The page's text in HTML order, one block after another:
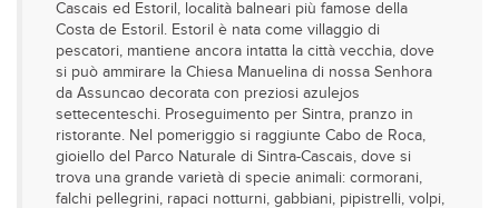
Cascais ed Estoril, località balneari più famose della
Costa de Estoril. Estoril è nata come villaggio di
pescatori, mantiene ancora intatta la città vecchia, dove
si può ammirare la Chiesa Manuelina di nossa Senhora
da Assuncao decorata con preziosi azulejos
settecenteschi. Proseguimento per Sintra, pranzo in
ristorante. Nel pomeriggio si raggiunte Cabo de Roca,
gioiello del Parco Naturale di Sintra-Cascais, dove si
trova una grande varietà di specie animali: cormorani,
falchi pellegrini, rapaci notturni, gabbiani, pipistrelli, volpi,